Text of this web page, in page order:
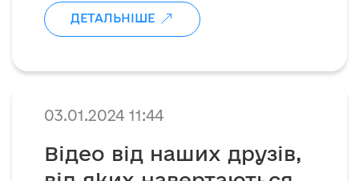
бойових дій утворилося
болото
ДЕТАЛЬНІШЕ
03.01.2024 11:44
Відео від наших друзів,